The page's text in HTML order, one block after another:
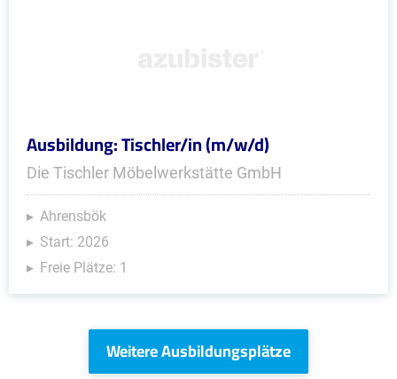
Ausbildung: Tischler/in (m/w/d)
Die Tischler Möbelwerkstätte GmbH
Ahrensbök
Start: 2026
Freie Plätze: 1
Weitere Ausbildungsplätze